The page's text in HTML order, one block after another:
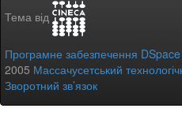
Тема від
Програмне забезпечення DSpace
2005 Массачусетський
Зворотний зв’язок